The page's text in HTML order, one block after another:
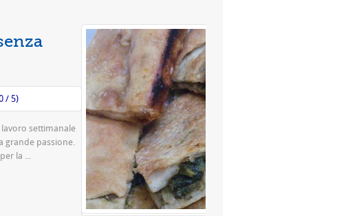
con la scarola
Valutazione media: (0 / 5)
è una pizza famosissima a Napoli Ingredienti Per la
500 g di farina rimacinata a pietra 0 10 g di lievito di